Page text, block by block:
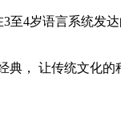
至4岁语言系统发
， 让传统文化的